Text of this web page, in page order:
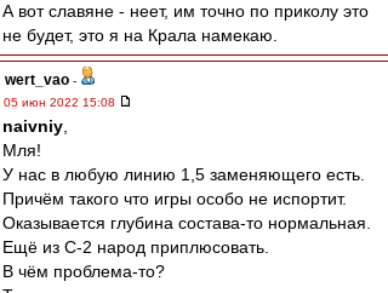
А вот славяне - неет, им точно по приколу это
не будет, это я на Крала намекаю.
wert_vao -
05 июн 2022 15:08
naivniy
Мля!
У нас в любую линию 1,5 заменяющего есть.
Причём такого что игры особо не испортит.
Оказывается глубина состава-то нормальная.
Ещё из С-2 народ приплюсовать.
В чём проблема-то?